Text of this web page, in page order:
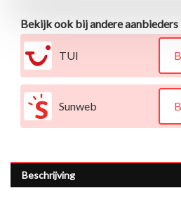
Bekijk ook bij andere aanbieders
TUI
Sunweb
Beschrijving